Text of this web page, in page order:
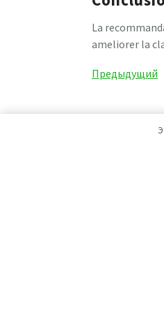
La
ameliorer la
Предыдущая
Предыдущий